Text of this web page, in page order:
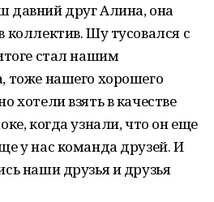
давний друг Алина, она
коллектив. Шу тусовался с
стал нашим
тоже нашего хорошего
хотели взять в качестве
когда узнали, что он еще
у нас команда друзей. И
наши друзья и друзья